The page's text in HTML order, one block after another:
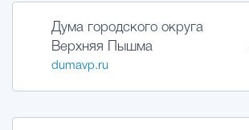
Дума городского округа
Верхняя Пышма
dumavp.ru